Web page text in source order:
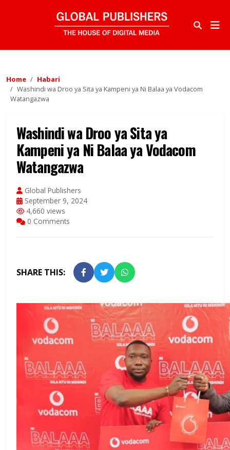
Home
Habari
Washindi wa Droo ya Sita ya Kampeni ya Ni Balaa ya Vodacom
Watangazwa
Washindi wa Droo ya Sita ya
Kampeni ya Ni Balaa ya Vodacom
Watangazwa
Global Publishers
September 9, 2024
4,660 views
0 Comments
SHARE THIS: